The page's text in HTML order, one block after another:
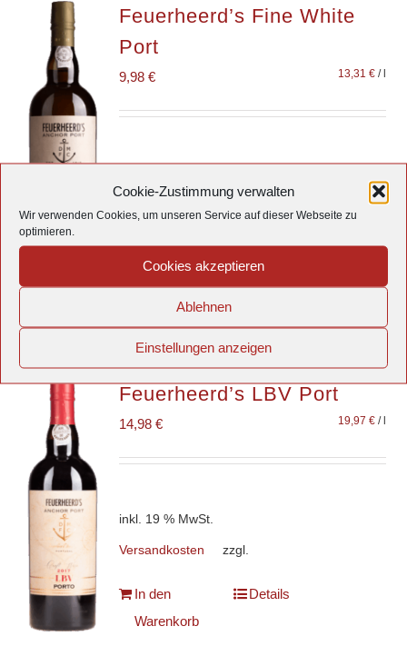
Cookie-Zustimmung verwalten
Wir verwenden Cookies, um unseren Service auf dieser Webseite zu
optimieren.
Cookies akzeptieren
Ablehnen
Einstellungen anzeigen
Feuerheerd’s Fine White
Port
9,98€ 13,31€ /
zzgl.
In den
Warenkorb
Details
Feuerheerd’s LBV Port
14,98€ 19,97€ /
inkl. 19 % MwSt.
zzgl.
Versandkosten
In den
Warenkorb
Details